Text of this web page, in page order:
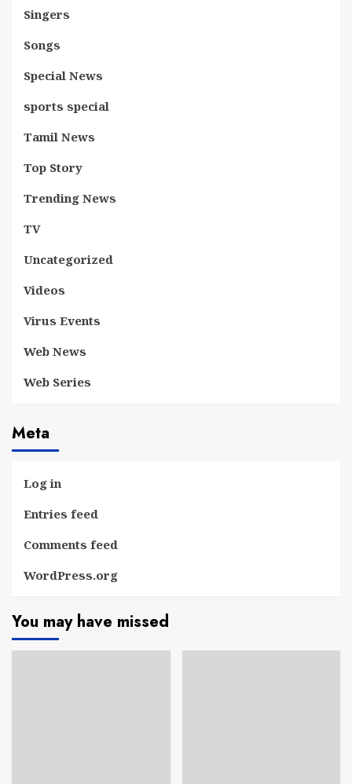
Singers
Songs
Special News
sports special
Tamil News
Top Story
Trending News
TV
Uncategorized
Videos
Virus Events
Web News
Web Series
Meta
Log in
Entries feed
Comments feed
WordPress.org
You may have missed